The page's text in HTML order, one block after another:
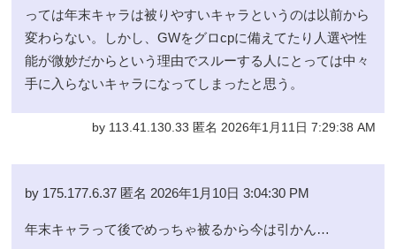
っては年末キャラは被りやすいキャラというのは以前から
変わらない。しかし、GWをグロcpに備えてたり人選や性
能が微妙だからという理由でスルーする人にとっては中々
手に入らないキャラになってしまったと思う。
by 113.41.130.33 匿名 2026年1月11日 7:29:38 AM
by 175.177.6.37 匿名 2026年1月10日 3:04:30 PM
年末キャラって後でめっちゃ被るから今は引かん…